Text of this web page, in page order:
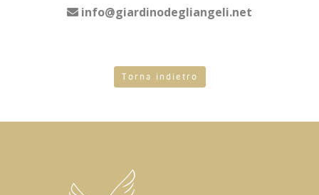
info@giardinodegliangeli.net
Torna indietro